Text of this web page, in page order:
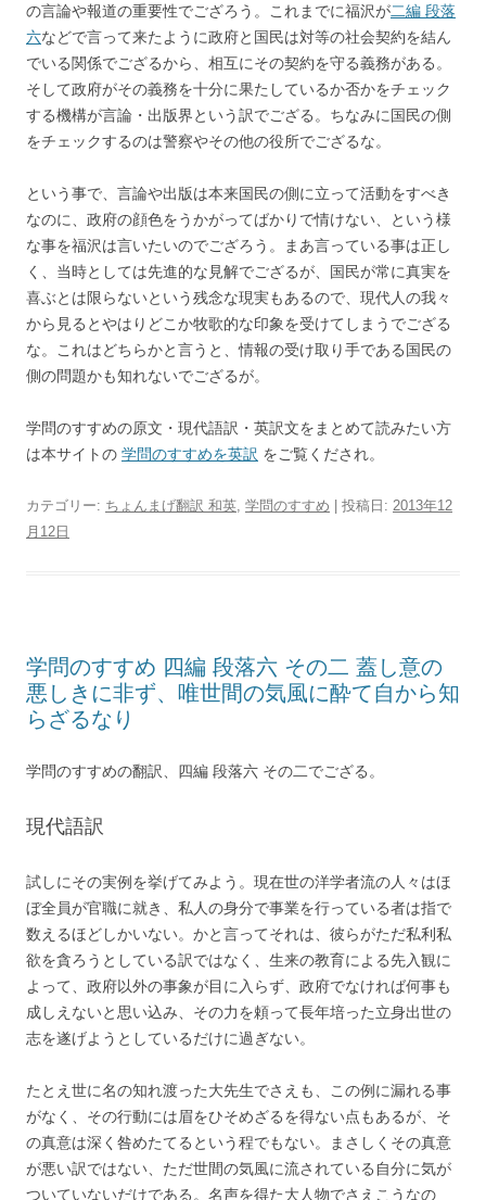
の言論や報道の重要性でござろう。これまでに福沢が二編 段落
六などで言って来たように政府と国民は対等の社会契約を結ん
でいる関係でござるから、相互にその契約を守る義務がある。
そして政府がその義務を十分に果たしているか否かをチェック
する機構が言論・出版界という訳でござる。ちなみに国民の側
をチェックするのは警察やその他の役所でござるな。
という事で、言論や出版は本来国民の側に立って活動をすべき
なのに、政府の顔色をうかがってばかりで情けない、という様
な事を福沢は言いたいのでござろう。まあ言っている事は正し
く、当時としては先進的な見解でござるが、国民が常に真実を
喜ぶとは限らないという残念な現実もあるので、現代人の我々
から見るとやはりどこか牧歌的な印象を受けてしまうでござる
な。これはどちらかと言うと、情報の受け取り手である国民の
側の問題かも知れないでござるが。
学問のすすめの原文・現代語訳・英訳文をまとめて読みたい方
は本サイトの 学問のすすめを英訳 をご覧くだされ。
カテゴリー: ちょんまげ翻訳 和英, 学問のすすめ | 投稿日: 2013年12
月12日
学問のすすめ 四編 段落六 その二 蓋し意の
悪しきに非ず、唯世間の気風に酔て自から知
らざるなり
学問のすすめの翻訳、四編 段落六 その二でござる。
現代語訳
試しにその実例を挙げてみよう。現在世の洋学者流の人々はほ
ぼ全員が官職に就き、私人の身分で事業を行っている者は指で
数えるほどしかいない。かと言ってそれは、彼らがただ私利私
欲を貪ろうとしている訳ではなく、生来の教育による先入観に
よって、政府以外の事象が目に入らず、政府でなければ何事も
成しえないと思い込み、その力を頼って長年培った立身出世の
志を遂げようとしているだけに過ぎない。
たとえ世に名の知れ渡った大先生でさえも、この例に漏れる事
がなく、その行動には眉をひそめざるを得ない点もあるが、そ
の真意は深く咎めたてるという程でもない。まさしくその真意
が悪い訳ではない、ただ世間の気風に流されている自分に気が
ついていないだけである。名声を得た大人物でさえこうなの